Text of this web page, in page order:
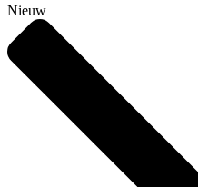
Nieuw